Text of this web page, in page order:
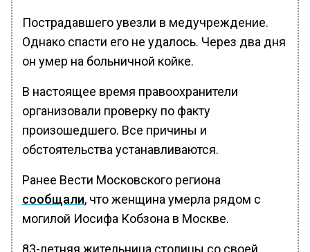
Пострадавшего увезли в медучреждение.
Однако спасти его не удалось. Через два дня
он умер на больничной койке.
В настоящее время правоохранители
организовали проверку по факту
произошедшего. Все причины и
обстоятельства устанавливаются.
Ранее Вести Московского региона
сообщали, что женщина умерла рядом с
могилой Иосифа Кобзона в Москве.
83-летняя жительница столицы со своей